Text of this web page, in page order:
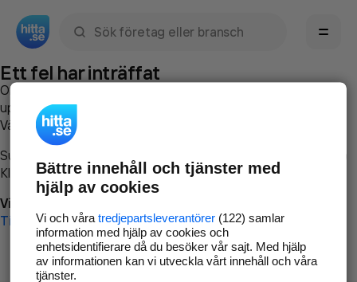
Ett fel har inträffat
Om du vill kan du
uppstod så att vi lättare och snabbare kan avhjälpa det.
Vänligen försök med följande:
Surfa till
Klicka påTillbaka-knappen i webbläsaren och försök igen
Vi beklagar besväret!
Till startsidan
Bättre innehåll och tjänster med
hjälp av cookies
Vi och våra tredjepartsleverantörer(122) samlar
information med hjälp av cookies och
enhetsidentifierare då du besöker vår sajt. Med hjälp
av informationen kan vi utveckla vårt innehåll och våra
tjänster.